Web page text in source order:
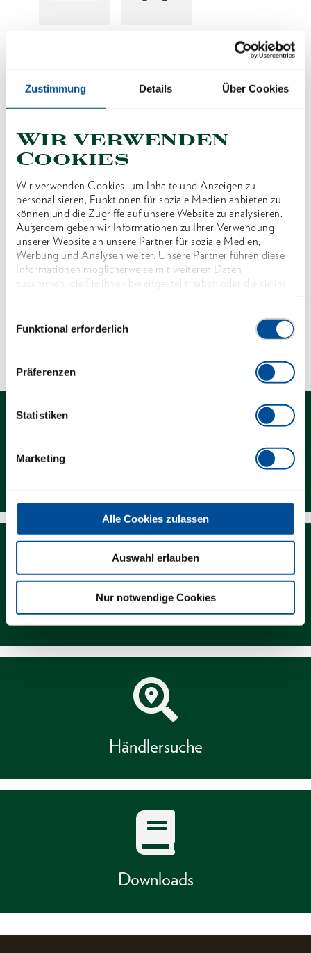
Zustimmung Details Über Cookies
Wir verwenden
Cookies
Wir verwenden Cookies, um Inhalte und Anzeigen zu
personalisieren, Funktionen für soziale Medien anbieten zu
können und die Zugriffe auf unsere Website zu analysieren.
Außerdem geben wir Informationen zu Ihrer Verwendung
unserer Website an unsere Partner für soziale Medien,
Werbung und Analysen weiter. Unsere Partner führen diese
Informationen möglicherweise mit weiteren Daten
zusammen, die Sie ihnen bereitgestellt haben oder die sie im
Rahmen Ihrer Nutzung der Dienste gesammelt haben. Unsere
Funktional erforderlich
Präferenzen
Statistiken
Marketing
Alle Cookies zulassen
Auswahl erlauben
Nur notwendige Cookies
Produktlinie
Produktbeschreibung
SW 2 3/16", passend für Kassettenschrauber Typ
LDK-3
Abmessungen und Gewichte
Lieferumfang
Technische Eigenschaften
Newsletter
Händlersuche
Downloads